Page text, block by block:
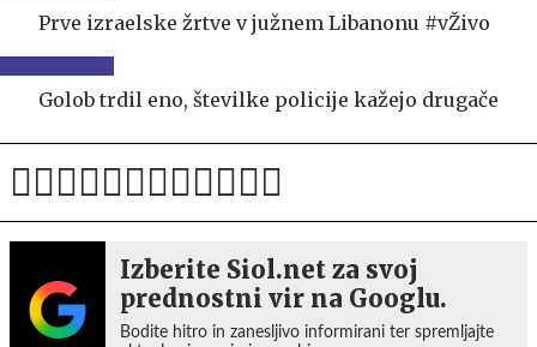
Prve izraelske žrtve v južnem Libanonu #vŽivo
Golob trdil eno, številke policije kažejo drugače
Izberite Siol.net za svoj
prednostni vir na Googlu.
Bodite hitro in zanesljivo informirani ter spremljajte